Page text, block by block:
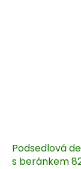
Podsedlová
s beránkem